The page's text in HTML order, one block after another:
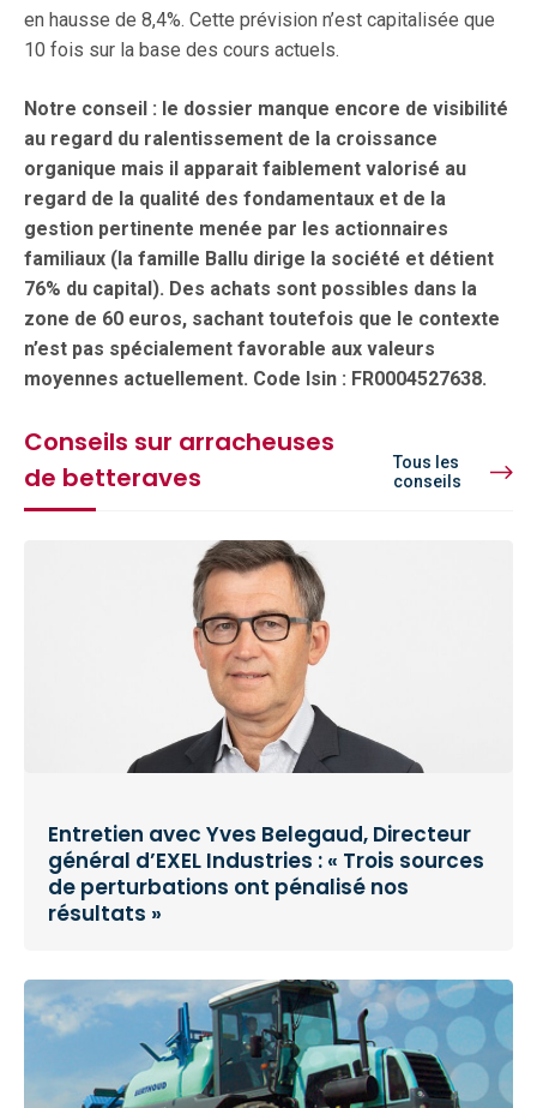
en hausse de 8,4%. Cette prévision n’est capitalisée que
10 fois sur la base des cours actuels.
Notre conseil : le dossier manque encore de visibilité
au regard du ralentissement de la croissance
organique mais il apparait faiblement valorisé au
regard de la qualité des fondamentaux et de la
gestion pertinente menée par les actionnaires
familiaux (la famille Ballu dirige la société et détient
76% du capital). Des achats sont possibles dans la
zone de 60 euros, sachant toutefois que le contexte
n’est pas spécialement favorable aux valeurs
moyennes actuellement. Code Isin : FR0004527638.
Conseils sur arracheuses
de betteraves
Tous les
conseils
Entretien avec Yves Belegaud, Directeur
général d’EXEL Industries : « Trois sources
de perturbations ont pénalisé nos
résultats »